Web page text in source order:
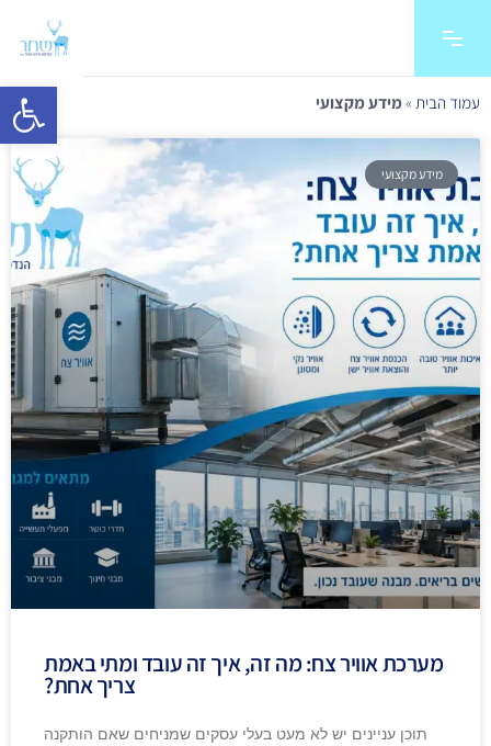
פתח עמוד הבית»מידע מקצועי
מידע מקצועי
מערכת אוויר צח: מה זה, איך זה עובד ומתי באמת
צריך אחת?
תוכן עניינים יש לא מעט בעלי עסקים שמניחים שאם הותקנה